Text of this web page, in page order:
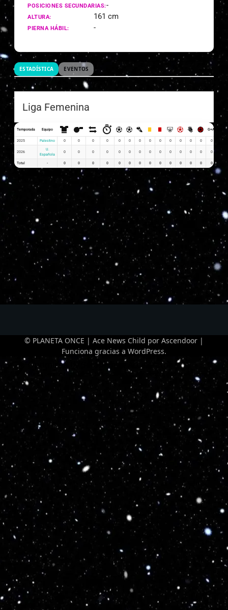
POSICIONES SECUNDARIAS:-
ALTURA: 161 cm
PIERNA HÁBIL: -
ESTADÍSTICA EVENTOS
Liga Femenina
Temporada Equipo G+A G x
2025 Palestino 0 0 0 0 0 0 0 0 0 0 0 0 0 0 0
2026
U.
Española
0 0 0 0 0 0 0 0 0 0 0 0 0 0
Total - 0 0 0 0 0 0 0 0 0 0 0 0 0 0
© PLANETA ONCE | Ace News Child por Ascendoor |
Funciona gracias a WordPress.
Optimized by Seraphinite Accelerator
Turns on site high speed to be attractive for people and search engines.